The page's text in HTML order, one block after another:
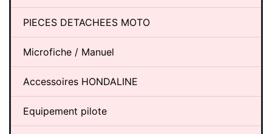
PIECES DETACHEES MOTO
Microfiche / Manuel
Accessoires HONDALINE
Equipement pilote